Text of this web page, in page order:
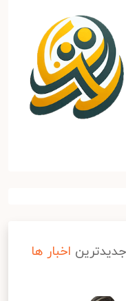
جدیدترین اخبار ها